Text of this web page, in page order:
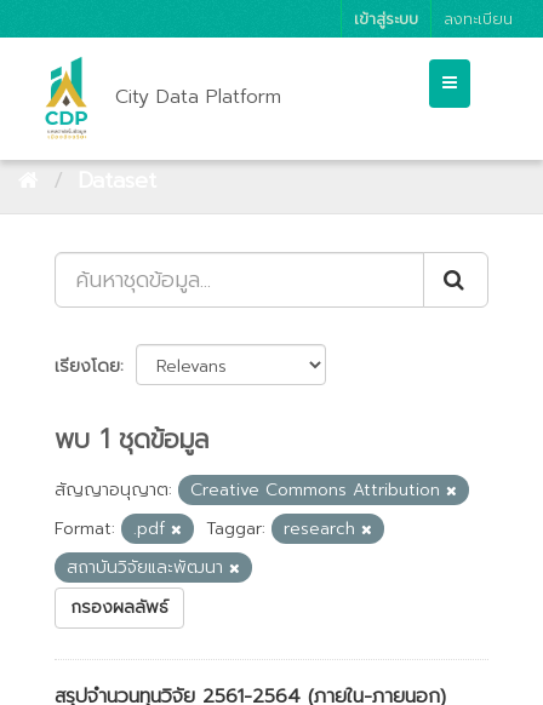
เข้าสู่ระบบ ลงทะเบียน
City Data Platform
เรียงโดย
พบ 1 ชุดข้อมูล
สัญญาอนุญาต:
Creative Commons Attribution
Format:
.pdf Taggar:
research
สถาบันวิจัยและพัฒนา
กรองผลลัพธ์
สรุปจำนวนทุนวิจัย 2561-2564 (ภายใน-ภายนอก)